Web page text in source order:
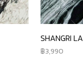
SHANGRI LA
3,990